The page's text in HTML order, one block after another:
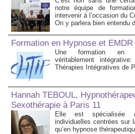
notre équipe de
intervenir à l’occasion du
On y parlera bien entendu
Formation en Hypnose et
Une formation en
véritablement
Thérapies Intégratives de
Hannah TEBOUL,
Sexothérapie à Paris 11
Elle est spécialisée
individuelles centrées sur
qu’en hypnose